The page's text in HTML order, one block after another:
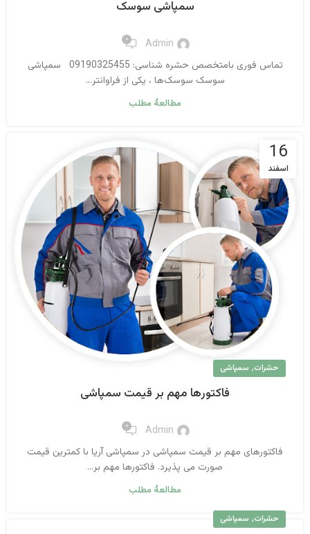
سمپاشی سوسک
Admin ۰
تماس فوری بامتخصص حشره شناسی: 09190325455 سمپاشی
سوسک سوسک‌ها ، یکی از فراوانتر...
مطالعهٔ مطلب
16
اسفند
حشرات, سمپاشی
فاکتورها مهم بر قیمت سمپاشی
Admin ۰
فاکتورهای مهم بر قیمت سمپاشی در سمپاشی آریا با کمترین قیمت
صورت می پذیرد. فاکتورها مهم بر...
مطالعهٔ مطلب
حشرات, سمپاشی